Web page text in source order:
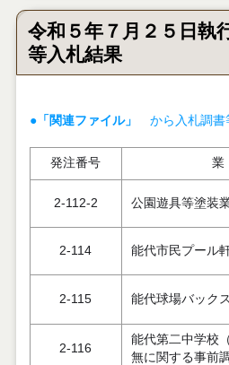
令和５年７月２５日
等入札結果
●「関連ファイル」 から入札調書
発注番号
2-112-2 公園遊具等塗装
2-114 能代市民プール
2-115 能代球場バック
2-116
能代第二中学校
無に関する事前